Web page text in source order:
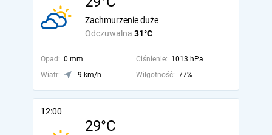
Odczuwalna 31°C
Zachmurzenie duże
Opad: 0 mm Ciśnienie: 1013 hPa
Wiatr:
9 km/h Wilgotność: 77%
12:00
29°C